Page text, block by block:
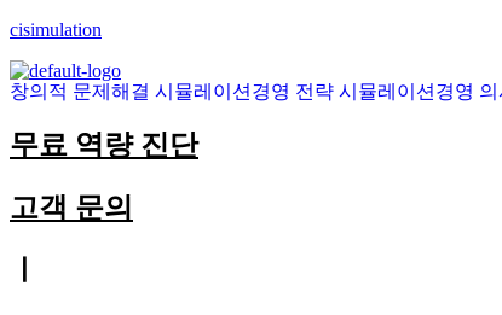
cisimulation
창의적 문제해결 시뮬레이션 경영 전략 시뮬레이션 경영
무료 역량 진단
고객 문의